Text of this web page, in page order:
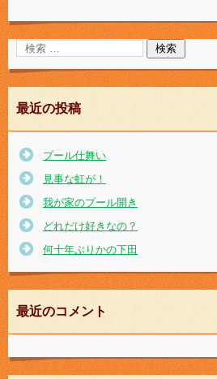
最近の投稿
プール仕舞い
見事な虹が！
我が家のプール開き
どれだけ好きなの？
何十年ぶりかの下田
最近のコメント